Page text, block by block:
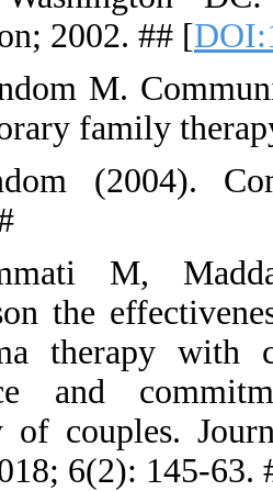
26.
27.
28.
on
resiliency
Studies